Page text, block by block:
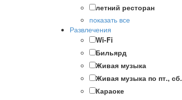
летний ресторан
показать все
Развлечения
Wi-Fi
Бильярд
Живая музыка
Живая музыка по пт., сб.
Караоке